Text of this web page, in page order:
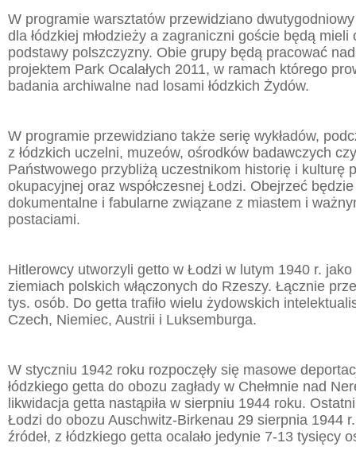
W programie warsztatów przewidziano
dla łódzkiej młodzieży a zagraniczni goście będą mieli
podstawy polszczyzny. Obie grupy będą pracować
projektem Park Ocalałych 2011, w ramach którego
badania archiwalne nad losami łódzkich Żydów.
W programie przewidziano także serię wykładów,
z łódzkich uczelni, muzeów, ośrodków badawczych
Państwowego przybliżą uczestnikom historię i kulturę
okupacyjnej oraz współczesnej Łodzi. Obejrzeć
dokumentalne i fabularne związane z miastem i
postaciami.
Hitlerowcy utworzyli getto w Łodzi w lutym 1940 r.
ziemiach polskich włączonych do Rzeszy. Łącznie
tys. osób. Do getta trafiło wielu żydowskich
Czech, Niemiec, Austrii i Luksemburga.
W styczniu 1942 roku rozpoczęły się masowe
łódzkiego getta do obozu zagłady w Chełmnie nad
likwidacja getta nastąpiła w sierpniu 1944 roku.
Łodzi do obozu Auschwitz-Birkenau 29 sierpnia 1944
źródeł, z łódzkiego getta ocalało jedynie 7-13 tysięcy